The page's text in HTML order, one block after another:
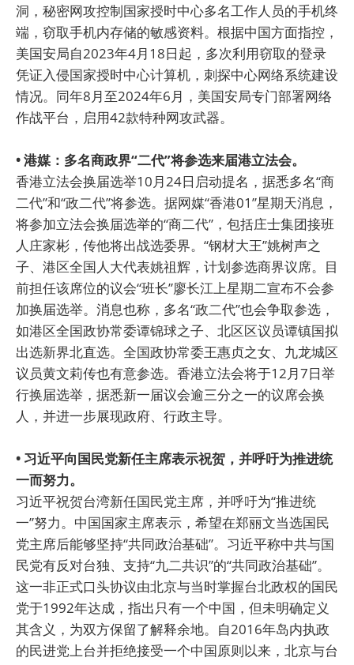
洞，秘密网攻控制国家授时中心多名工作人员的手机终
端，窃取手机内存储的敏感资料。根据中国方面指控，
美国安局自2023年4月18日起，多次利用窃取的登录
凭证入侵国家授时中心计算机，刺探中心网络系统建设
情况。同年8月至2024年6月，美国安局专门部署网络
作战平台，启用42款特种网攻武器。
• 港媒：多名商政界“二代”将参选来届港立法会。
香港立法会换届选举10月24日启动提名，据悉多名“商
二代”和“政二代”将参选。据网媒“香港01”星期天消息，
将参加立法会换届选举的“商二代”，包括庄士集团接班
人庄家彬，传他将出战选委界。“钢材大王”姚树声之
子、港区全国人大代表姚祖辉，计划参选商界议席。目
前担任该席位的议会“班长”廖长江上星期二宣布不会参
加换届选举。消息也称，多名“政二代”也会争取参选，
如港区全国政协常委谭锦球之子、北区区议员谭镇国拟
出选新界北直选。全国政协常委王惠贞之女、九龙城区
议员黄文莉传也有意参选。香港立法会将于12月7日举
行换届选举，据悉新一届议会逾三分之一的议席会换
人，并进一步展现政府、行政主导。
• 习近平向国民党新任主席表示祝贺，并呼吁为推进统
一而努力。
习近平祝贺台湾新任国民党主席，并呼吁为“推进统
一”努力。中国国家主席表示，希望在郑丽文当选国民
党主席后能够坚持“共同政治基础”。习近平称中共与国
民党有反对台独、支持“九二共识”的“共同政治基础”。
这一非正式口头协议由北京与当时掌握台北政权的国民
党于1992年达成，指出只有一个中国，但未明确定义
其含义，为双方保留了解释余地。自2016年岛内执政
的民进党上台并拒绝接受一个中国原则以来，北京与台